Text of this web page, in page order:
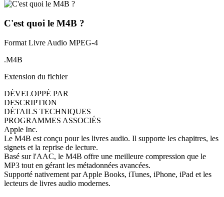
C'est quoi le M4B ?
Format Livre Audio MPEG-4
.M4B
Extension du fichier
DÉVELOPPÉ PAR
DESCRIPTION
DÉTAILS TECHNIQUES
PROGRAMMES ASSOCIÉS
Apple Inc.
Le M4B est conçu pour les livres audio. Il supporte les chapitres, les
signets et la reprise de lecture.
Basé sur l'AAC, le M4B offre une meilleure compression que le
MP3 tout en gérant les métadonnées avancées.
Supporté nativement par Apple Books, iTunes, iPhone, iPad et les
lecteurs de livres audio modernes.